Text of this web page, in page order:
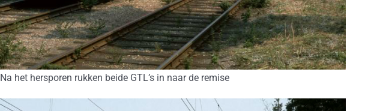
Na het hersporen rukken beide GTL’s in naar de remise